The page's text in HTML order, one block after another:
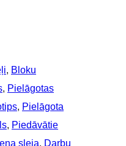
, Bloku
, Pielāgotas
, Pielāgota
, Piedāvātie
sleja, Darbu